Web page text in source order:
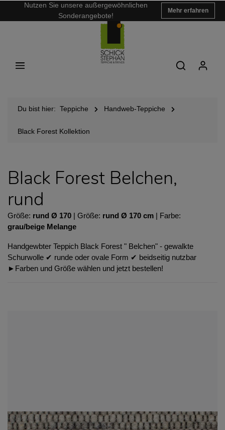
Nutzen Sie unsere außergewöhnlichen
Sonderangebote!
Mehr erfahren
Du bist hier: Teppiche Handweb-Teppiche
Black Forest Kollektion
Black Forest Belchen,
rund
Größe: rund Ø 170 | Größe: rund Ø 170 cm | Farbe:
grau/beige Melange
Handgewbter Teppich Black Forest " Belchen" - gewalkte
Schurwolle ✔︎ runde oder ovale Form ✔︎ beidseitig nutzbar
►Farben und Größe wählen und jetzt bestellen!